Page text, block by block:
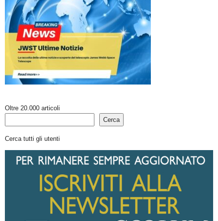
Oltre 20.000 articoli
Cerca
Cerca tutti gli utenti